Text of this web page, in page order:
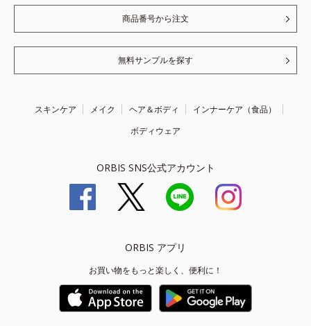
商品番号から注文
無料サンプルを探す
スキンケア メイク ヘア＆ボディ
インナーケア（食品）
ボディウェア
ORBIS SNS公式アカウント
ORBIS アプリ
お買い物をもっと楽しく、便利に！